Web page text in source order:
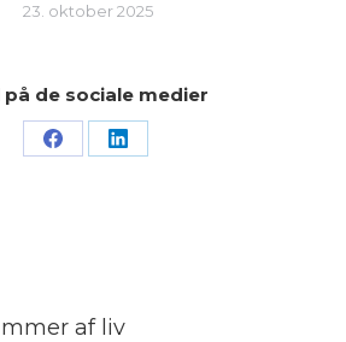
23. oktober 2025
på de sociale medier
Share Share
af liv